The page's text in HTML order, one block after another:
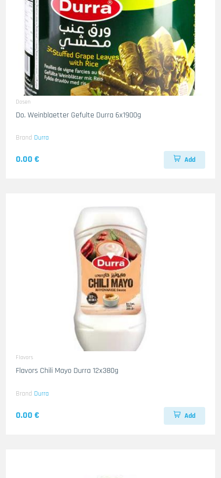
Dosen
Do. Weinblaetter Gefulte Durra 6x1900g
Brand Durra
0.00 € Add
Flavors
Flavors Chili Mayo Durra 12x380g
Brand Durra
0.00 € Add